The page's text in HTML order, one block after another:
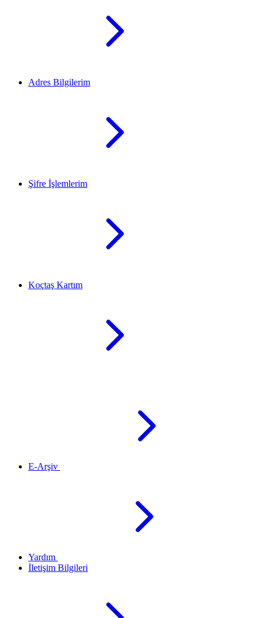
Adres Bilgilerim
Şifre İşlemlerim
Koçtaş Kartım
E-Arşiv
Yardım
İletişim Bilgileri